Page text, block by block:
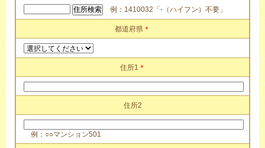
例：1410032「-（ハイフン）不要」
都道府県 ＊
住所1 ＊
住所2
例：○○マンション501